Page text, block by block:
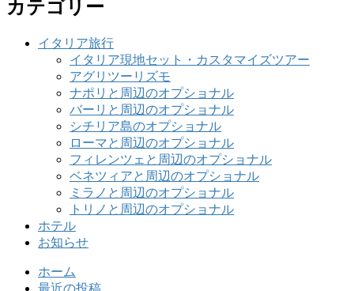
カテゴリー
イタリア旅行
イタリア現地セット・カスタマイズツアー
アグリツーリズモ
ナポリと周辺のオプショナル
バーリと周辺のオプショナル
シチリア島のオプショナル
ローマと周辺のオプショナル
フィレンツェと周辺のオプショナル
ベネツィアと周辺のオプショナル
ミラノと周辺のオプショナル
トリノと周辺のオプショナル
ホテル
お知らせ
ホーム
最近の投稿